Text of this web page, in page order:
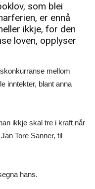
som blei
er ennå
ikkje, for den
loven, opplyser
mellom
inntekter, blant anna
ikkje skal tre i kraft når
Tore Sanner, til
hans.